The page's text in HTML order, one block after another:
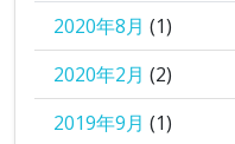
2020年8月 (1)
2020年2月 (2)
2019年9月 (1)